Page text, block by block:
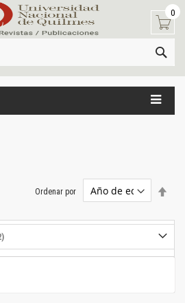
0
Ordenar por